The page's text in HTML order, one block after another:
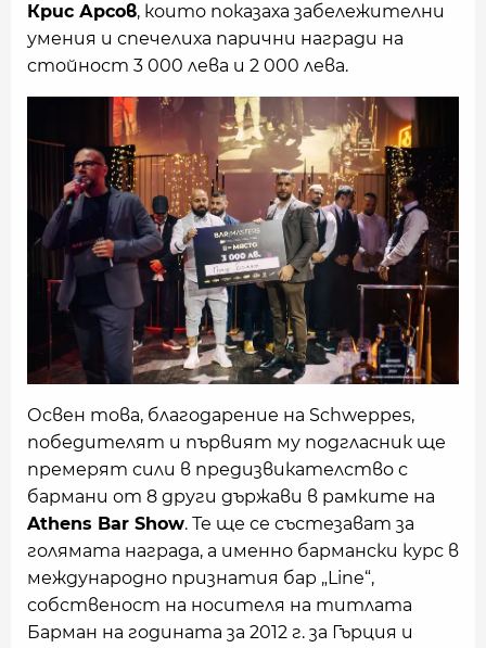
Крис Арсов, които показаха забележителни
умения и спечелиха парични награди на
стойност 3 000 лева и 2 000 лева.
Освен това, благодарение на Schweppes,
победителят и първият му подгласник ще
премерят сили в предизвикателство с
бармани от 8 други държави в рамките на
Athens Bar Show. Те ще се състезават за
голямата награда, а именно бармански курс в
международно признатия бар „Line“,
собственост на носителя на титлата
Барман на годината за 2012 г. за Гърция и